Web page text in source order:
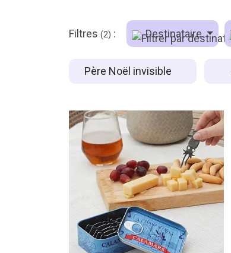
Filtres (2) : Destinataire
Père Noël invisible